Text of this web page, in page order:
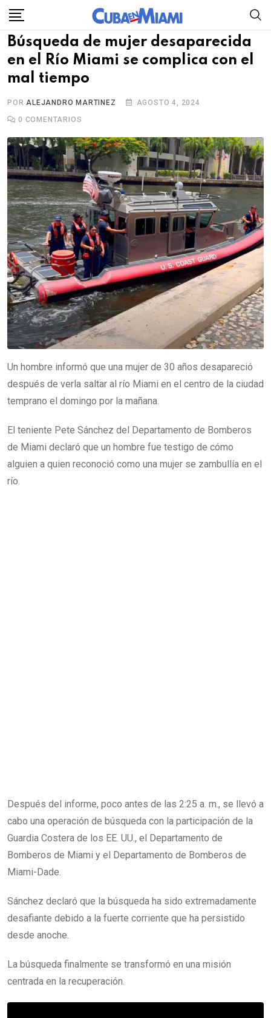
Skip
content
Búsqueda de mujer desaparecida
en el Río Miami se complica con el
mal tiempo
PORALEJANDRO MARTINEZ
AGOSTO 4, 2024
0 COMENTARIOS
Un hombre informó que una mujer de 30 años desapareció
después de verla saltar al río Miami en el centro de la ciudad
temprano el domingo por la mañana.
El teniente Pete Sánchez del Departamento de Bomberos
de Miami declaró que un hombre fue testigo de cómo
alguien a quien reconoció como una mujer se zambullía en el
río.
Después del informe, poco antes de las 2:25 a. m., se llevó a
cabo una operación de búsqueda con la participación de la
Guardia Costera de los EE. UU., el Departamento de
Bomberos de Miami y el Departamento de Bomberos de
Miami-Dade.
Sánchez declaró que la búsqueda ha sido extremadamente
desafiante debido a la fuerte corriente que ha persistido
desde anoche.
La búsqueda finalmente se transformó en una misión
centrada en la recuperación.